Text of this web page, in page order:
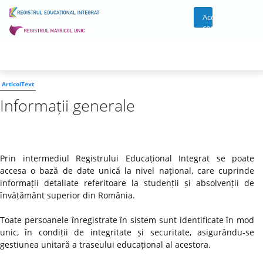
Acces
cont
ArticolText
Informații generale
Prin intermediul Registrului Educațional Integrat se poate
accesa o bază de date unică la nivel național, care cuprinde
informații detaliate referitoare la studenții și absolvenții de
învățământ superior din România.
Toate persoanele înregistrate în sistem sunt identificate în mod
unic, în condiții de integritate și securitate, asigurându-se
gestiunea unitară a traseului educațional al acestora.